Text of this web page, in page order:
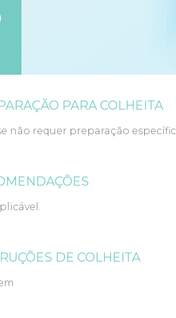
PARA COLHEITA
não requer preparação
DE COLHEITA